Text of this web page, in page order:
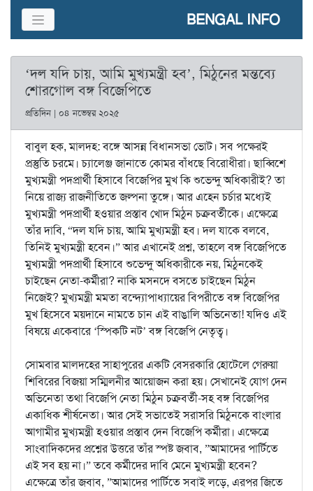
BENGAL INFO
‘দল যদি চায়, আমি মুখ্যমন্ত্রী হব’, মিঠুনের মন্তব্যে
শোরগোল বঙ্গ বিজেপিতে
প্রতিদিন | ০৪ নভেম্বর ২০২৫
বাবুল হক, মালদহ: বঙ্গে আসন্ন বিধানসভা ভোট। সব পক্ষেরই
প্রস্তুতি চরমে। চ্যালেঞ্জ জানাতে কোমর বাঁধছে বিরোধীরা। ছাব্বিশে
মুখ্যমন্ত্রী পদপ্রার্থী হিসাবে বিজেপির মুখ কি শুভেন্দু অধিকারীই? তা
নিয়ে রাজ্য রাজনীতিতে জল্পনা তুঙ্গে। আর এহেন চর্চার মধ্যেই
মুখ্যমন্ত্রী পদপ্রার্থী হওয়ার প্রস্তাব খোদ মিঠুন চক্রবর্তীকে। এক্ষেত্রে
তাঁর দাবি, “দল যদি চায়, আমি মুখ্যমন্ত্রী হব। দল যাকে বলবে,
তিনিই মুখ্যমন্ত্রী হবেন।” আর এখানেই প্রশ্ন, তাহলে বঙ্গ বিজেপিতে
মুখ্যমন্ত্রী পদপ্রার্থী হিসাবে শুভেন্দু অধিকারীকে নয়, মিঠুনকেই
চাইছেন নেতা-কর্মীরা? নাকি মসনদে বসতে চাইছেন মিঠুন
নিজেই? মুখ্যমন্ত্রী মমতা বন্দ্যোপাধ্যায়ের বিপরীতে বঙ্গ বিজেপির
মুখ হিসেবে ময়দানে নামতে চান এই বাঙালি অভিনেতা! যদিও এই
বিষয়ে একেবারে ‘স্পিকটি নট’ বঙ্গ বিজেপি নেতৃত্ব।
সোমবার মালদহের সাহাপুরের একটি বেসরকারি হোটেলে গেরুয়া
শিবিরের বিজয়া সম্মিলনীর আয়োজন করা হয়। সেখানেই যোগ দেন
অভিনেতা তথা বিজেপি নেতা মিঠুন চক্রবর্তী-সহ বঙ্গ বিজেপির
একাধিক শীর্ষনেতা। আর সেই সভাতেই সরাসরি মিঠুনকে বাংলার
আগামীর মুখ্যমন্ত্রী হওয়ার প্রস্তাব দেন বিজেপি কর্মীরা। এক্ষেত্রে
সাংবাদিকদের প্রশ্নের উত্তরে তাঁর স্পষ্ট জবাব, ”আমাদের পার্টিতে
এই সব হয় না।” তবে কর্মীদের দাবি মেনে মুখ্যমন্ত্রী হবেন?
এক্ষেত্রে তাঁর জবাব, ”আমাদের পার্টিতে সবাই লড়ে, এরপর জিতে